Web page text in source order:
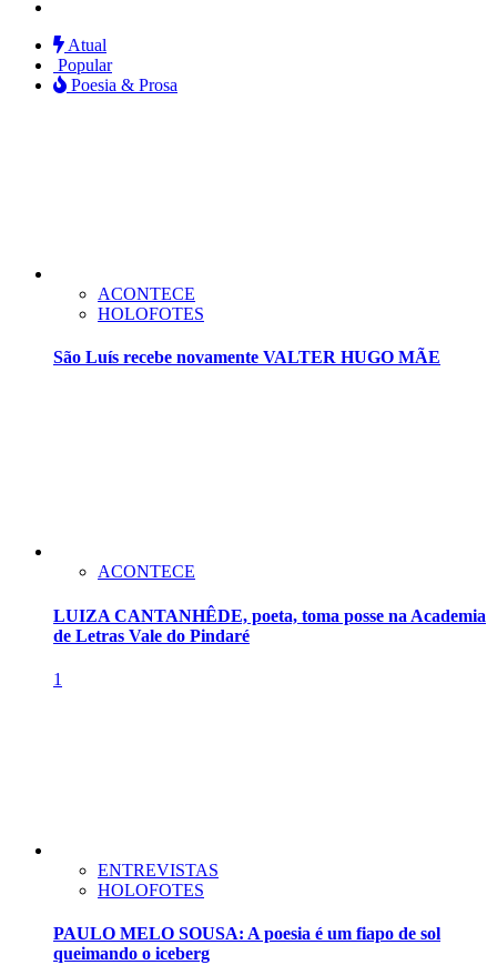
Atual
Popular
Poesia & Prosa
ACONTECE
HOLOFOTES
São Luís recebe novamente VALTER HUGO MÃE
ACONTECE
LUIZA CANTANHÊDE, poeta, toma posse na Academia
de Letras Vale do Pindaré
1
ENTREVISTAS
HOLOFOTES
PAULO MELO SOUSA: A poesia é um fiapo de sol
queimando o iceberg